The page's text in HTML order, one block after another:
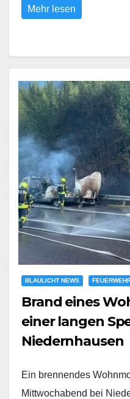
Mehr lesen
BLAULICHT NEWS
Brand eines
einer langen
Niedernhausen
Ein brennendes
Mittwochabend bei